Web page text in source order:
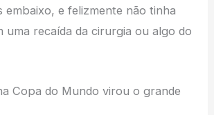
embaixo, e felizmente não tinha
uma recaída da cirurgia ou algo do
Copa do Mundo virou o grande